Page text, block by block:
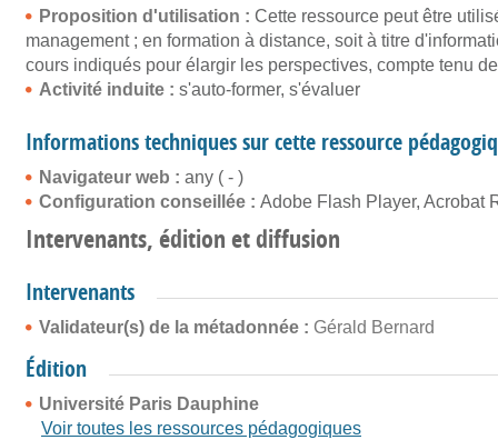
Proposition d'utilisation : Cette ressource peut être
management ; en formation à distance, soit à titre
cours indiqués pour élargir les perspectives, compte tenu
Activité induite : s'auto-former, s'évaluer
Informations techniques sur cette ressource
Navigateur web : any ( - )
Configuration conseillée : Adobe Flash Player, Acrobat
Intervenants, édition et diffusion
Intervenants
Validateur(s) de la métadonnée : Gérald Bernard
Édition
Université Paris Dauphine
Voir toutes les ressources pédagogiques